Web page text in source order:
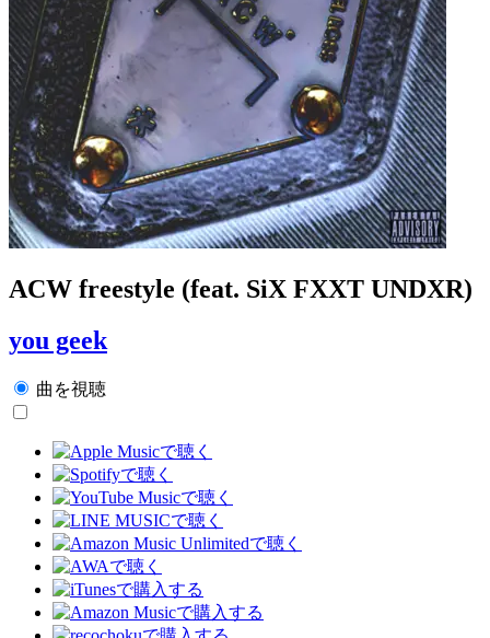
ACW freestyle (feat. SiX FXXT UNDXR)
you geek
曲を視聴